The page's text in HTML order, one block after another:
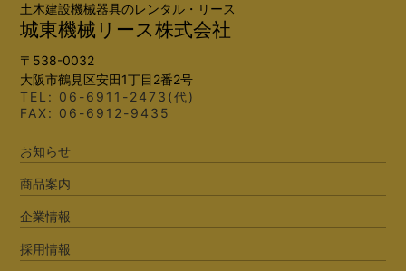
土木建設機械器具のレンタル・リース
城東機械リース株式会社
〒538-0032
大阪市鶴見区安田1丁目2番2号
TEL: 06-6911-2473(代)
FAX: 06-6912-9435
お知らせ
商品案内
企業情報
採用情報